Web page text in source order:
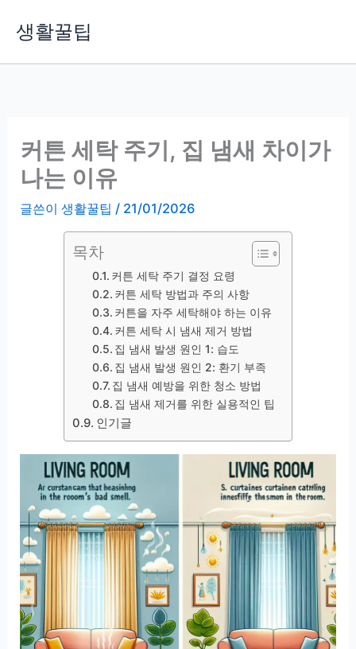
생활꿀팁
커튼 세탁 주기, 집 냄새 차이가
나는 이유
글쓴이생활꿀팁 / 21/01/2026
목차
커튼 세탁 주기 결정 요령
커튼 세탁 방법과 주의 사항
커튼을 자주 세탁해야 하는 이유
커튼 세탁 시 냄새 제거 방법
집 냄새 발생 원인 1: 습도
집 냄새 발생 원인 2: 환기 부족
집 냄새 예방을 위한 청소 방법
집 냄새 제거를 위한 실용적인 팁
인기글